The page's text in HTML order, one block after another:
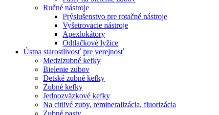
Ručné nástroje
Prýslušenstvo pre rotačné nástroje
Vyšetrovacie nástroje
Apexlokátory
Odtlačkové lyžice
Ústna starostlivosť pre verejnosť
Medzizubné kefky
Bielenie zubov
Detské zubné kefky
Zubné kefky
Jednozväzkové kefky
Na citlivé zuby, remineralizácia, fluorizácia
Zubné pasty